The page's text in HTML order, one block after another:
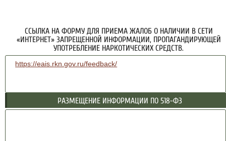
ССЫЛКА НА ФОРМУ ДЛЯ ПРИЕМА ЖАЛОБ О НАЛИЧИИ В СЕТИ
«ИНТЕРНЕТ» ЗАПРЕЩЕННОЙ ИНФОРМАЦИИ, ПРОПАГАНДИРУЮЩЕЙ
УПОТРЕБЛЕНИЕ НАРКОТИЧЕСКИХ СРЕДСТВ.
https://eais.rkn.gov.ru/feedback/
РАЗМЕЩЕНИЕ ИНФОРМАЦИИ ПО 518-ФЗ